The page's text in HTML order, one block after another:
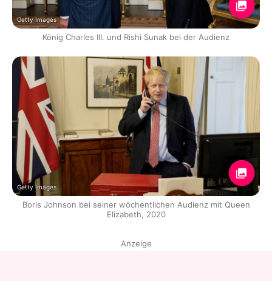
Getty Images
König Charles III. und Rishi Sunak bei der Audienz
Getty Images
Boris Johnson bei seiner wöchentlichen Audienz mit Queen
Elizabeth, 2020
Anzeige